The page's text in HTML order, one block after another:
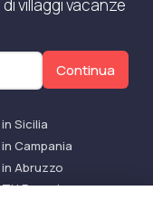
villaggi vacanze
Continua
Sicilia
Campania
Abruzzo
TH Resort